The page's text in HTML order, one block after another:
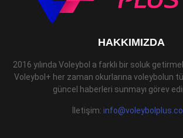
HAKKIMIZDA
2016 yılında Voleybol a farklı bir soluk
Voleybol+ her zaman okurlarına voleybolun
güncel haberleri sunmayı görev
İletişim: